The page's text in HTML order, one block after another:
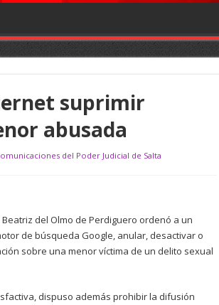
suprimir
abusada
del Poder Judicial de Salta
del Olmo de Perdiguero ordenó a un
de búsqueda Google, anular, desactivar o
sobre una menor víctima de un delito sexual
dispuso además prohibir la difusión